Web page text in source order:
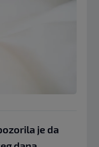
je da